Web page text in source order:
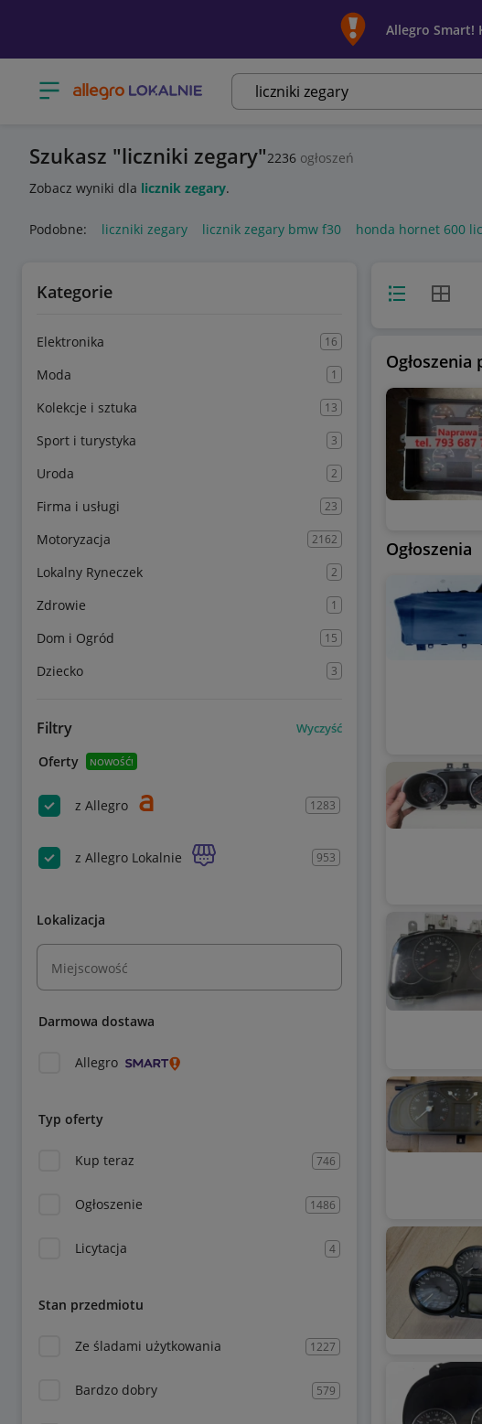
Allegro Smart!
Otwórz menu z kategoriami
Szukasz liczniki zegary 2236 ogłoszeń
Zobacz wyniki dla licznik zegary.
Podobne: liczniki zegary licznik zegary bmw f30 honda hornet 600
Kategorie
Elektronika 16
Moda 1
Kolekcje i sztuka 13
Sport i turystyka 3
Uroda 2
Firma i usługi 23
Motoryzacja 2162
Lokalny Ryneczek 2
Zdrowie 1
Dom i Ogród 15
Dziecko 3
Filtry Wyczyść
Oferty NOWOŚĆ!
z Allegro 1283
z Allegro Lokalnie 953
Lokalizacja
Miejscowość
Darmowa dostawa
Allegro
Typ oferty
Kup teraz 746
Ogłoszenie 1486
Licytacja 4
Stan przedmiotu
Ze śladami użytkowania 1227
Bardzo dobry 579
Widok listy
Widok
Ogłoszenia